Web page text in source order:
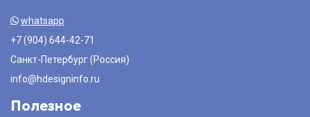
whatsapp
+7 (904) 644-42-71
Санкт-Петербург (Россия)
info@hdesigninfo.ru
Полезное